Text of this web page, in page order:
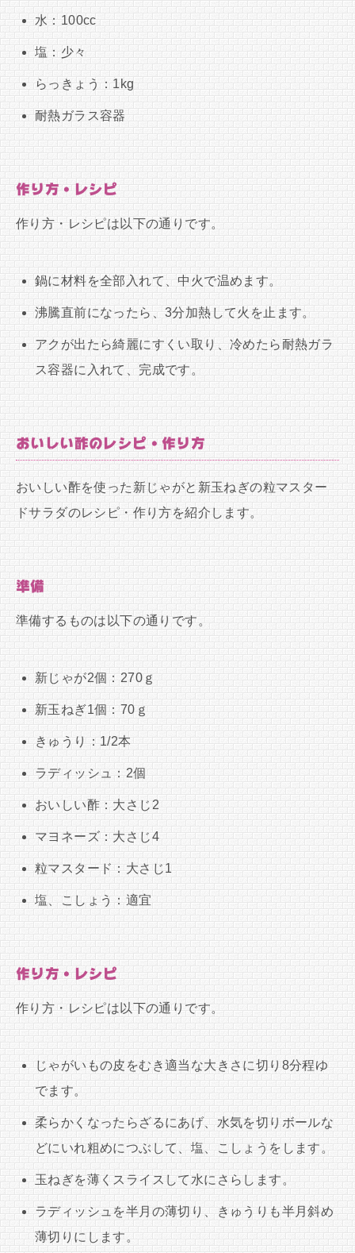
水：100cc
塩：少々
らっきょう：1kg
耐熱ガラス容器
作り方・レシピ
作り方・レシピは以下の通りです。
鍋に材料を全部入れて、中火で温めます。
沸騰直前になったら、3分加熱して火を止ます。
アクが出たら綺麗にすくい取り、冷めたら耐熱ガラ
ス容器に入れて、完成です。
おいしい酢のレシピ・作り方
おいしい酢を使った新じゃがと新玉ねぎの粒マスター
ドサラダのレシピ・作り方を紹介します。
準備
準備するものは以下の通りです。
新じゃが2個：270ｇ
新玉ねぎ1個：70ｇ
きゅうり：1/2本
ラディッシュ：2個
おいしい酢：大さじ2
マヨネーズ：大さじ4
粒マスタード：大さじ1
塩、こしょう：適宜
作り方・レシピ
作り方・レシピは以下の通りです。
じゃがいもの皮をむき適当な大きさに切り8分程ゆ
でます。
柔らかくなったらざるにあげ、水気を切りボールな
どにいれ粗めにつぶして、塩、こしょうをします。
玉ねぎを薄くスライスして水にさらします。
ラディッシュを半月の薄切り、きゅうりも半月斜め
薄切りにします。